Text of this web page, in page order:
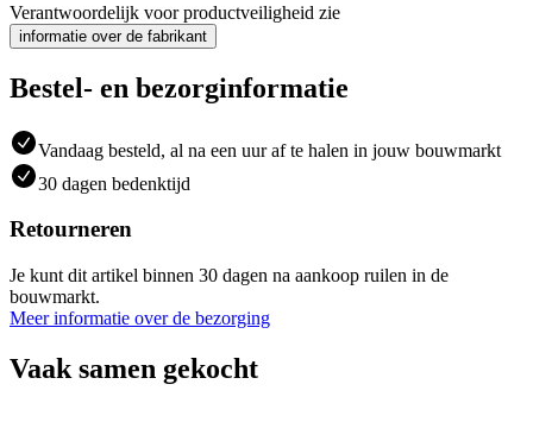
Verantwoordelijk voor productveiligheid zie
informatie over de fabrikant
Bestel- en bezorginformatie
Vandaag besteld, al na een uur af te halen in jouw bouwmarkt
30 dagen bedenktijd
Retourneren
Je kunt dit artikel binnen 30 dagen na aankoop ruilen in de
bouwmarkt.
Meer informatie over de bezorging
Vaak samen gekocht